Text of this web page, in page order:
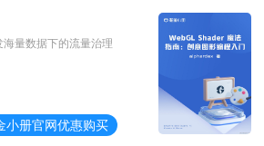
量数据下的流量治理
小册官网优惠购买